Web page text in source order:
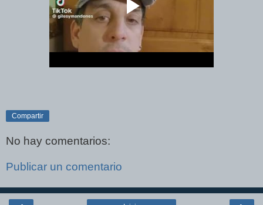
Compartir
No hay comentarios:
Publicar un comentario